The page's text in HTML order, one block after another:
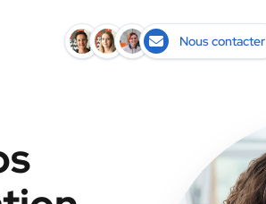
Nous contacter